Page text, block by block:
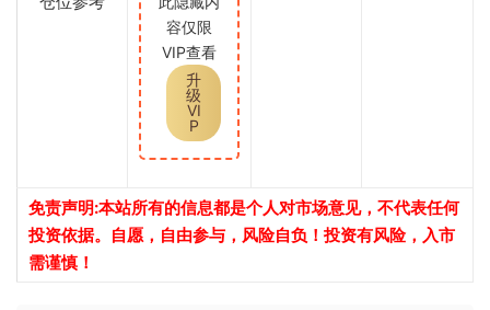
容仅限
VIP查看
升
级
VI
P
免责声明:本站所有的信息都是个人对市场意见，不代表任何
投资依据。自愿，自由参与，风险自负！投资有风险，入市
需谨慎！